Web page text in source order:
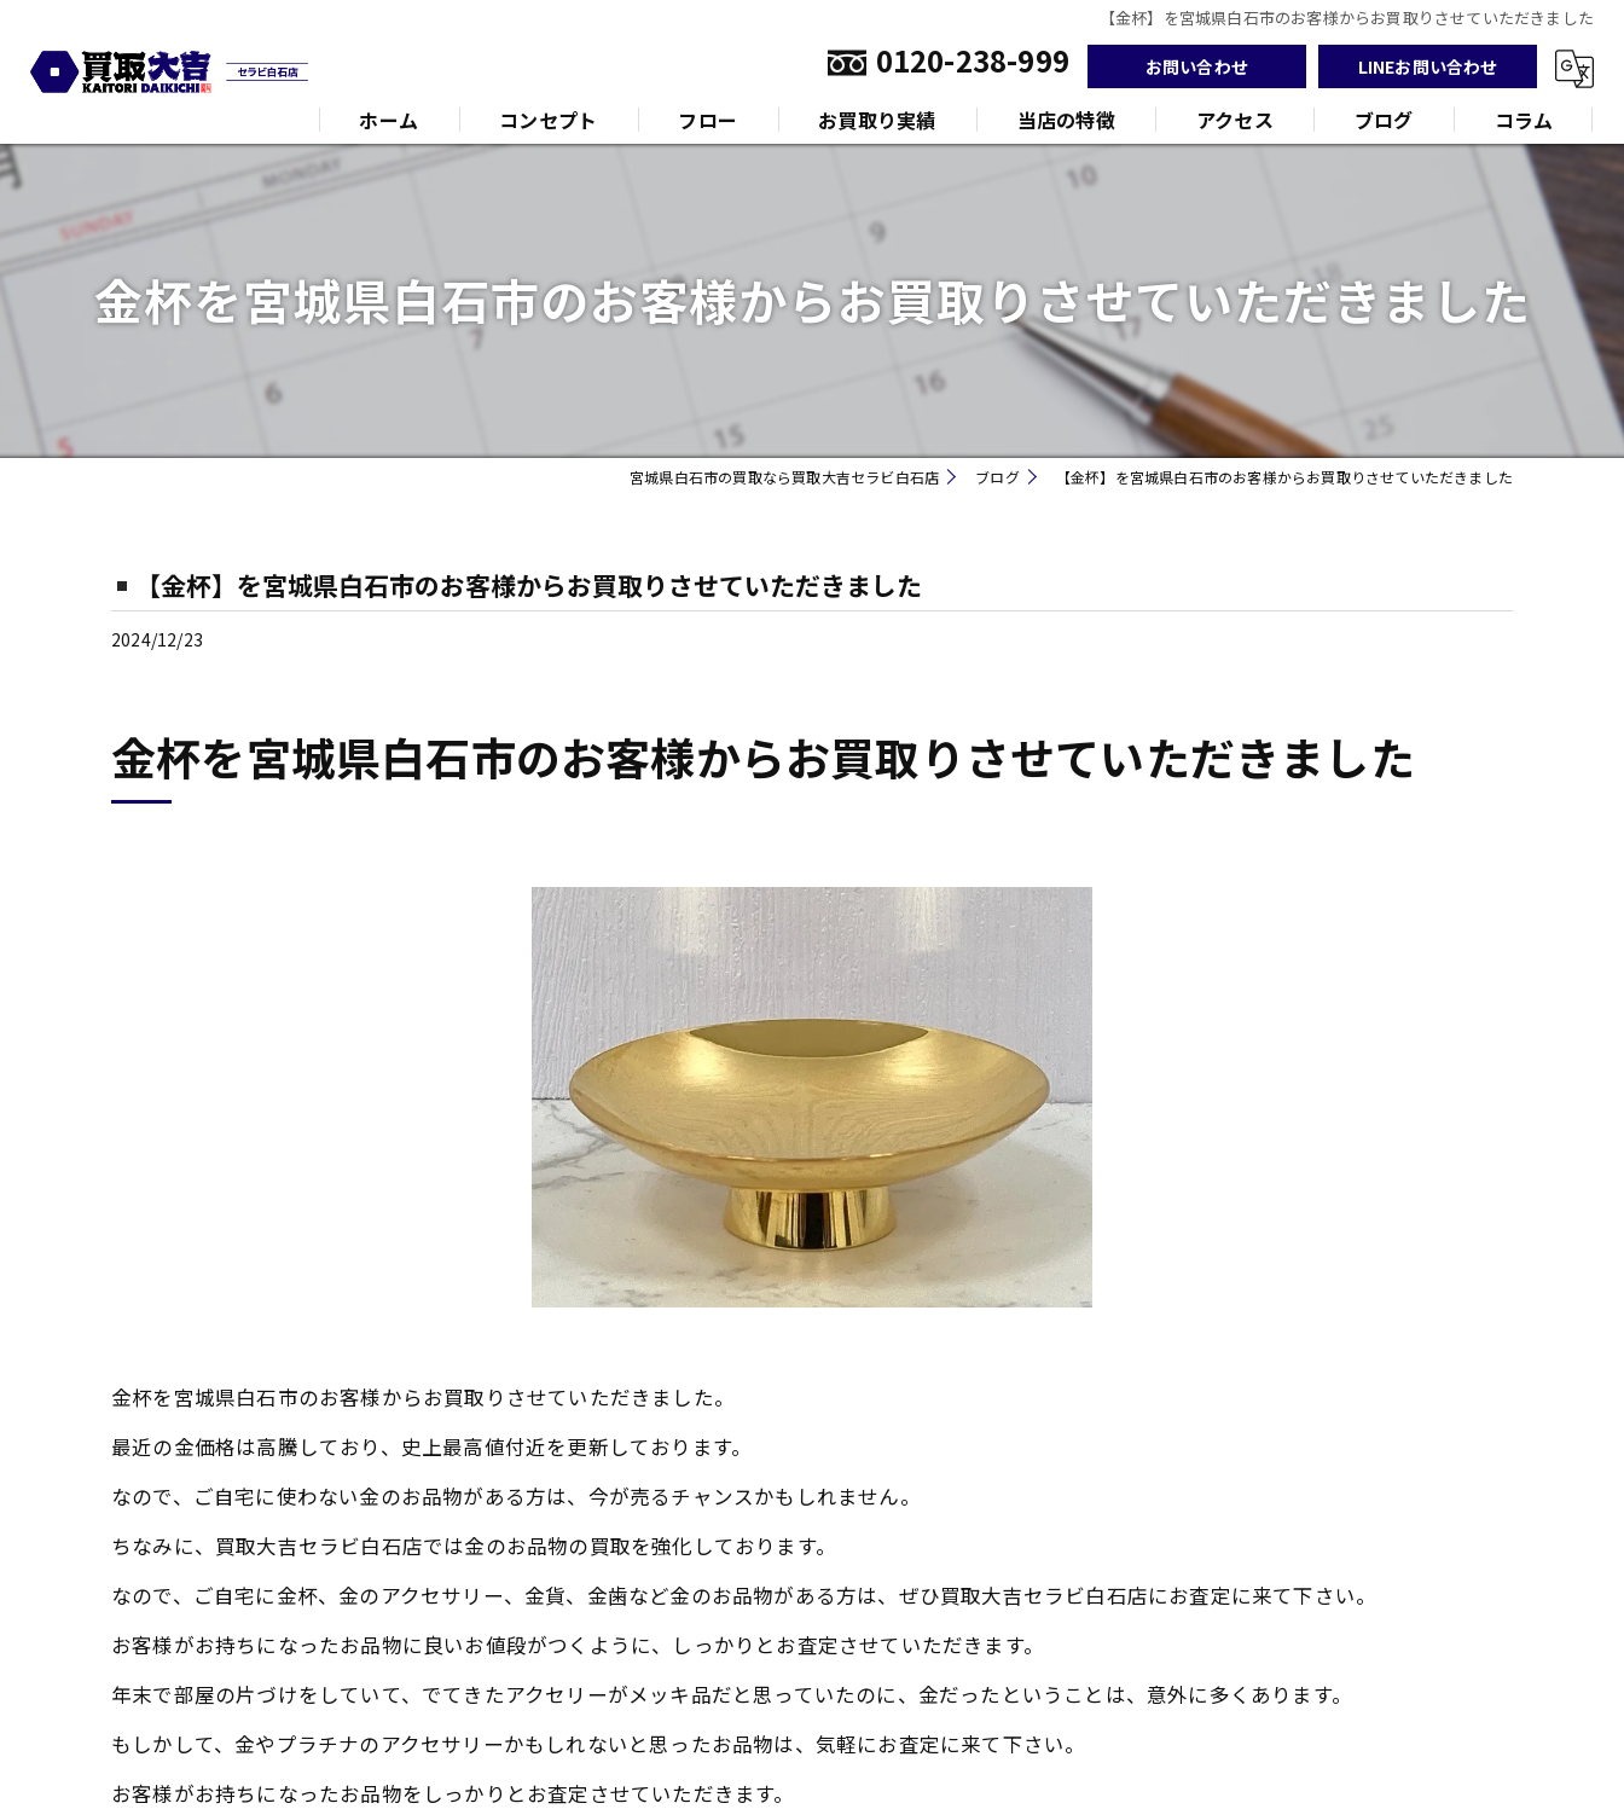
【金杯】を宮城県白石市のお客様からお買取りさせていただきました
0120-238-999 お問い合わせ LINEお問い合わせ
ホーム コンセプト フロー お買取り実績 当店の特徴
ダイヤモンド
ブランド品
時計
アクセス ブログ コラム
金杯を宮城県白石市のお客様からお買取りさせていただきました
宮城県白石市の買取なら買取大吉セラビ白石店 ブログ 【金杯】を宮城県白石市のお客様からお買取りさせていただきました
【金杯】を宮城県白石市のお客様からお買取りさせていただきました
2024/12/23
金杯を宮城県白石市のお客様からお買取りさせていただきました
金杯を宮城県白石市のお客様からお買取りさせていただきました。
最近の金価格は高騰しており、史上最高値付近を更新しております。
なので、ご自宅に使わない金のお品物がある方は、今が売るチャンスかもしれません。
ちなみに、買取大吉セラビ白石店では金のお品物の買取を強化しております。
なので、ご自宅に金杯、金のアクセサリー、金貨、金歯など金のお品物がある方は、ぜひ買取大吉セラビ白石店にお査定に来て下さい。
お客様がお持ちになったお品物に良いお値段がつくように、しっかりとお査定させていただきます。
年末で部屋の片づけをしていて、でてきたアクセリーがメッキ品だと思っていたのに、金だったということは、意外に多くあります。
もしかして、金やプラチナのアクセサリーかもしれないと思ったお品物は、気軽にお査定に来て下さい。
お客様がお持ちになったお品物をしっかりとお査定させていただきます。